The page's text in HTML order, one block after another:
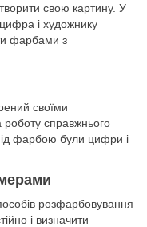
свою картину. У
і художнику
фарбами з
своїми
справжнього
фарбою були цифри і
розфарбовування
і визначити